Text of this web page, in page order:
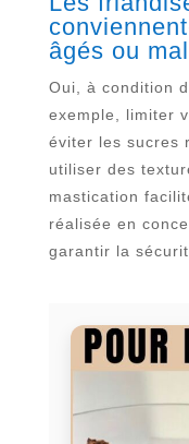
âgés ou
Oui, à condition
exemple, limiter
éviter les sucres
utiliser des
mastication
réalisée en
garantir la